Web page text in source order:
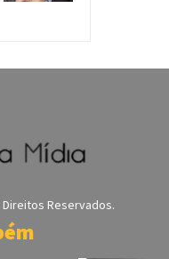
Reservados.